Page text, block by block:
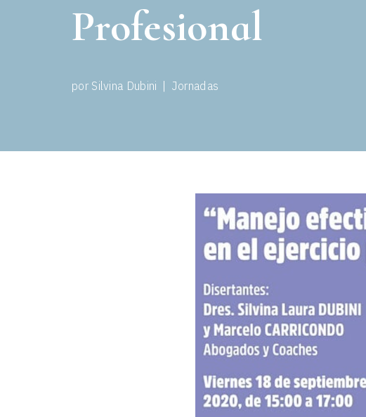
Profesional
porSilvina Dubini Jornadas